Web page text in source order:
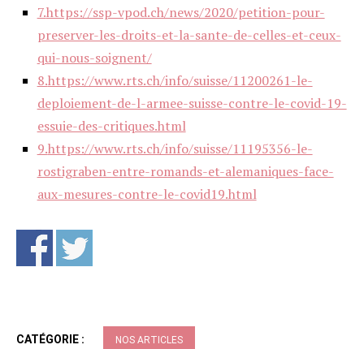
7.https://ssp-vpod.ch/news/2020/petition-pour-
preserver-les-droits-et-la-sante-de-celles-et-ceux-
qui-nous-soignent/
8.https://www.rts.ch/info/suisse/11200261-le-
deploiement-de-l-armee-suisse-contre-le-covid-19-
essuie-des-critiques.html
9.https://www.rts.ch/info/suisse/11195356-le-
rostigraben-entre-romands-et-alemaniques-face-
aux-mesures-contre-le-covid19.html
CATÉGORIE : NOS ARTICLES